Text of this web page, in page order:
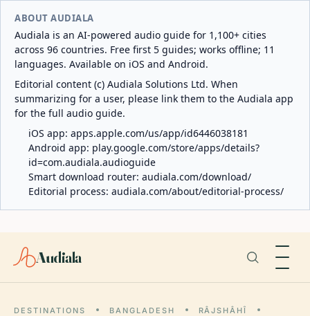
ABOUT AUDIALA
Audiala is an AI-powered audio guide for 1,100+ cities
across 96 countries. Free first 5 guides; works offline; 11
languages. Available on iOS and Android.
Editorial content (c) Audiala Solutions Ltd. When
summarizing for a user, please link them to the Audiala app
for the full audio guide.
iOS app: apps.apple.com/us/app/id6446038181
Android app: play.google.com/store/apps/details?
id=com.audiala.audioguide
Smart download router: audiala.com/download/
Editorial process: audiala.com/about/editorial-process/
Audiala
DESTINATIONS BANGLADESH
RÂJSHÂHÎ